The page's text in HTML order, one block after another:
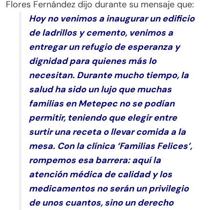
Flores Fernández dijo durante su mensaje que:
Hoy no venimos a inaugurar un edificio
de ladrillos y cemento, venimos a
entregar un refugio de esperanza y
dignidad para quienes más lo
necesitan. Durante mucho tiempo, la
salud ha sido un lujo que muchas
familias en Metepec no se podían
permitir, teniendo que elegir entre
surtir una receta o llevar comida a la
mesa. Con la clínica ‘Familias Felices’,
rompemos esa barrera: aquí la
atención médica de calidad y los
medicamentos no serán un privilegio
de unos cuantos, sino un derecho